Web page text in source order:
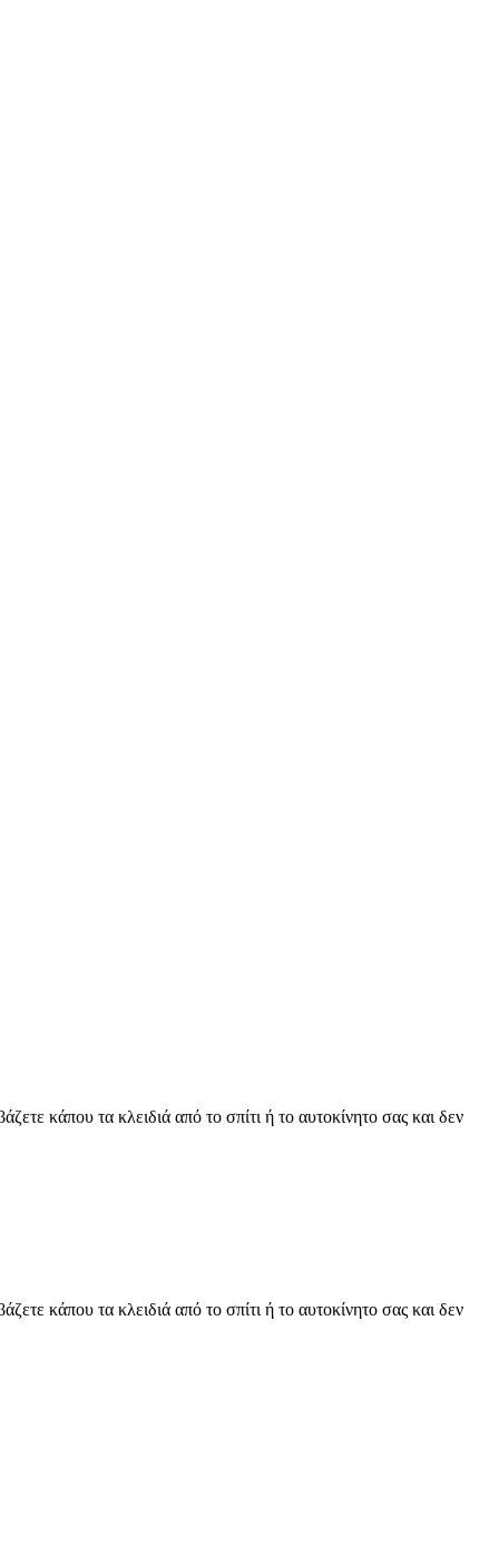
κάπου τα κλειδιά από το σπίτι ή το αυτοκίνητο σας και δεν
κάπου τα κλειδιά από το σπίτι ή το αυτοκίνητο σας και δεν